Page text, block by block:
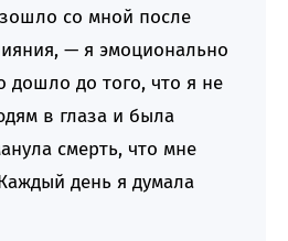
со мной после
— я эмоционально
дошло до того, что я не
в глаза и была
смерть, что мне
день я думала